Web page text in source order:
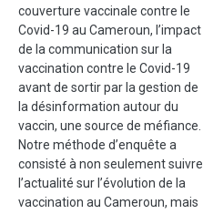
couverture vaccinale contre le
Covid-19 au Cameroun, l’impact
de la communication sur la
vaccination contre le Covid-19
avant de sortir par la gestion de
la désinformation autour du
vaccin, une source de méfiance.
Notre méthode d’enquête a
consisté à non seulement suivre
l’actualité sur l’évolution de la
vaccination au Cameroun, mais